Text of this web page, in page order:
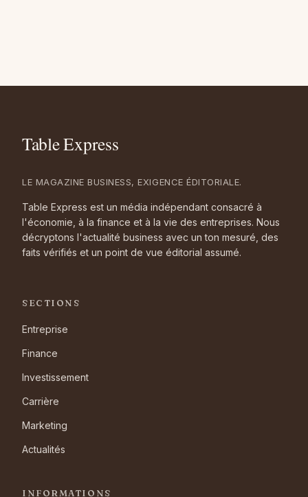
LE MAGAZINE BUSINESS, EXIGENCE ÉDITORIALE.
Table Express est un média indépendant consacré à
l'économie, à la finance et à la vie des entreprises. Nous
décryptons l'actualité business avec un ton mesuré, des
faits vérifiés et un point de vue éditorial assumé.
SECTIONS
Entreprise
Finance
Investissement
Carrière
Marketing
Actualités
INFORMATIONS